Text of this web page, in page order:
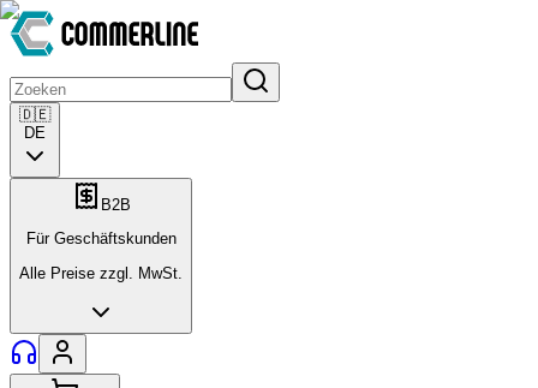
🇩🇪
DE
B2B
Für Geschäftskunden
Alle Preise zzgl. MwSt.